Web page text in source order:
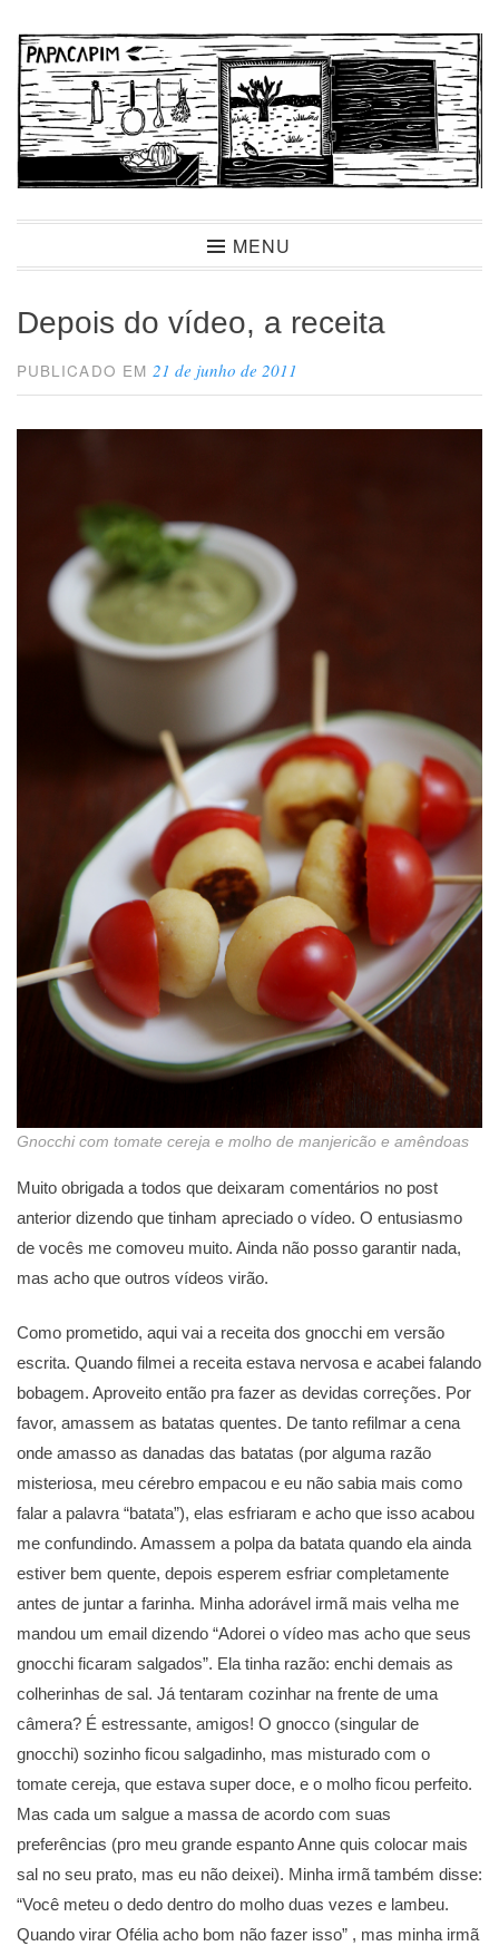
para
conteúdo
PapacapimMENU
Depois do vídeo, a receita
PUBLICADO EM 21 de junho de 2011
Gnocchi com tomate cereja e molho de manjericão e amêndoas
Muito obrigada a todos que deixaram comentários no post
anterior dizendo que tinham apreciado o vídeo. O entusiasmo
de vocês me comoveu muito. Ainda não posso garantir nada,
mas acho que outros vídeos virão.
Como prometido, aqui vai a receita dos gnocchi em versão
escrita. Quando filmei a receita estava nervosa e acabei falando
bobagem. Aproveito então pra fazer as devidas correções. Por
favor, amassem as batatas quentes. De tanto refilmar a cena
onde amasso as danadas das batatas (por alguma razão
misteriosa, meu cérebro empacou e eu não sabia mais como
falar a palavra “batata”), elas esfriaram e acho que isso acabou
me confundindo. Amassem a polpa da batata quando ela ainda
estiver bem quente, depois esperem esfriar completamente
antes de juntar a farinha. Minha adorável irmã mais velha me
mandou um email dizendo “Adorei o vídeo mas acho que seus
gnocchi ficaram salgados”. Ela tinha razão: enchi demais as
colherinhas de sal. Já tentaram cozinhar na frente de uma
câmera? É estressante, amigos! O gnocco (singular de
gnocchi) sozinho ficou salgadinho, mas misturado com o
tomate cereja, que estava super doce, e o molho ficou perfeito.
Mas cada um salgue a massa de acordo com suas
preferências (pro meu grande espanto Anne quis colocar mais
sal no seu prato, mas eu não deixei). Minha irmã também disse:
“Você meteu o dedo dentro do molho duas vezes e lambeu.
Quando virar Ofélia acho bom não fazer isso” , mas minha irmã